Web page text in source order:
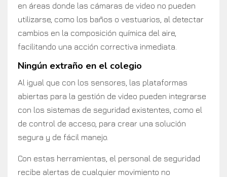
en áreas donde las cámaras de video no pueden
utilizarse, como los baños o vestuarios, al detectar
cambios en la composición química del aire,
facilitando una acción correctiva inmediata.
Ningún extraño en el colegio
Al igual que con los sensores, las plataformas
abiertas para la gestión de video pueden integrarse
con los sistemas de seguridad existentes, como el
de control de acceso, para crear una solución
segura y de fácil manejo.
Con estas herramientas, el personal de seguridad
recibe alertas de cualquier movimiento no